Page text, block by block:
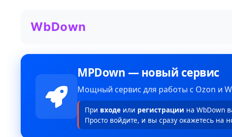
WbDown
MPDown — новый сервис
Мощный сервис для работы с Ozon и
При входе или регистрации на WbDown
Просто войдите, и вы сразу окажетесь на